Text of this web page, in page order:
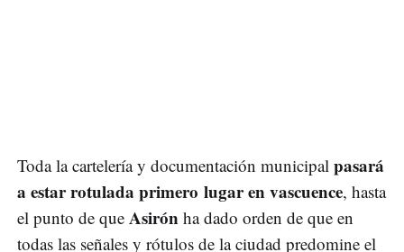
Toda la cartelería y documentación municipal pasará
a estar rotulada primero lugar en vascuence, hasta
el punto de que Asirón ha dado orden de que en
todas las señales y rótulos de la ciudad predomine el